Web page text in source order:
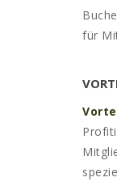
für